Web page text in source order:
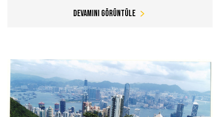
Devamını Görüntüle